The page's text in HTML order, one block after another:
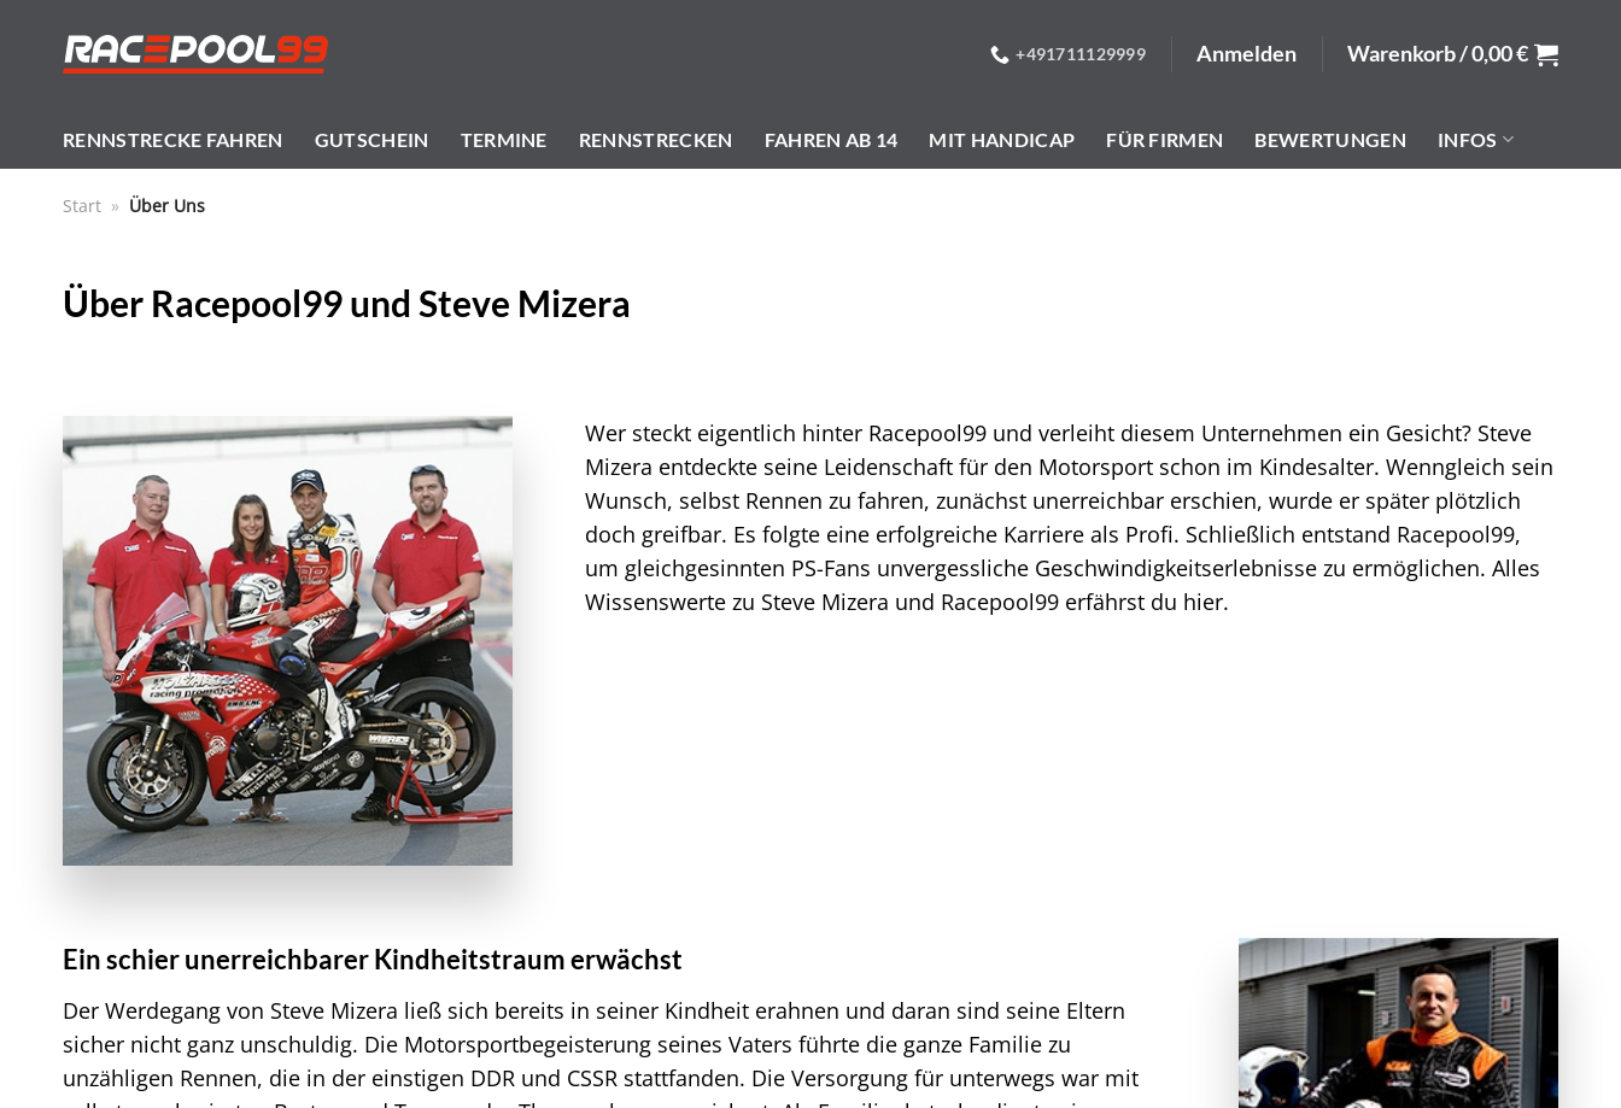
springen
+491711129999 Anmelden Warenkorb /0,00€
RENNSTRECKE FAHREN GUTSCHEIN TERMINE RENNSTRECKEN FAHREN AB 14 MIT HANDICAP FÜR FIRMEN BEWERTUNGEN INFOS
Start » Über Uns
Über Racepool99 und Steve Mizera
Wer steckt eigentlich hinter Racepool99 und verleiht diesem Unternehmen ein Gesicht? Steve
Mizera entdeckte seine Leidenschaft für den Motorsport schon im Kindesalter. Wenngleich sein
Wunsch, selbst Rennen zu fahren, zunächst unerreichbar erschien, wurde er später plötzlich
doch greifbar. Es folgte eine erfolgreiche Karriere als Profi. Schließlich entstand Racepool99,
um gleichgesinnten PS-Fans unvergessliche Geschwindigkeitserlebnisse zu ermöglichen. Alles
Wissenswerte zu Steve Mizera und Racepool99 erfährst du hier.
Ein schier unerreichbarer Kindheitstraum erwächst
Der Werdegang von Steve Mizera ließ sich bereits in seiner Kindheit erahnen und daran sind seine Eltern
sicher nicht ganz unschuldig. Die Motorsportbegeisterung seines Vaters führte die ganze Familie zu
unzähligen Rennen, die in der einstigen DDR und CSSR stattfanden. Die Versorgung für unterwegs war mit